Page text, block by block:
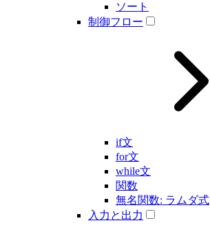
ソート
制御フロー
if文
for文
while文
関数
無名関数: ラムダ式
入力と出力